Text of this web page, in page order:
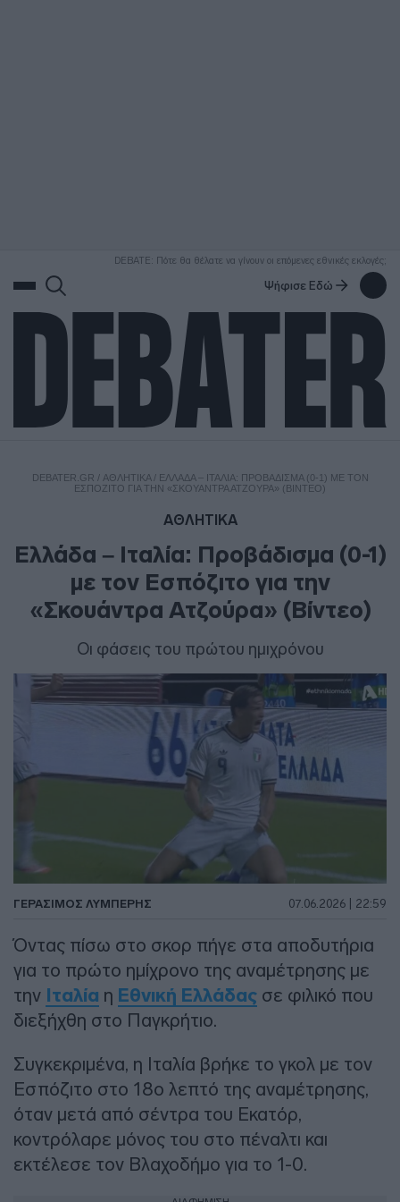
DEBATE: Πότε θα θέλατε να γίνουν οι επόμενες εθνικές εκλογές;
Ψήφισε Εδώ
DEBATER.GR / ΑΘΛΗΤΙΚΑ/ ΕΛΛΆΔΑ – ΙΤΑΛΊΑ: ΠΡΟΒΆΔΙΣΜΑ (0-1) ΜΕ ΤΟΝ
ΕΣΠΌΖΙΤΟ ΓΙΑ ΤΗΝ «ΣΚΟΥΆΝΤΡΑ ΑΤΖΟΎΡΑ» (ΒΊΝΤΕΟ)
ΑΘΛΗΤΙΚΑ
Ελλάδα – Ιταλία: Προβάδισμα (0-1)
με τον Εσπόζιτο για την
«Σκουάντρα Ατζούρα» (Βίντεο)
Οι φάσεις του πρώτου ημιχρόνου
ΓΕΡΆΣΙΜΟΣ ΛΥΜΠΈΡΗΣ 07.06.2026 | 22:59
Όντας πίσω στο σκορ πήγε στα αποδυτήρια
για το πρώτο ημίχρονο της αναμέτρησης με
την Ιταλία η Εθνική Ελλάδας σε φιλικό που
διεξήχθη στο Παγκρήτιο.
Συγκεκριμένα, η Ιταλία βρήκε το γκολ με τον
Εσπόζιτο στο 18ο λεπτό της αναμέτρησης,
όταν μετά από σέντρα του Εκατόρ,
κοντρόλαρε μόνος του στο πέναλτι και
εκτέλεσε τον Βλαχοδήμο για το 1-0.